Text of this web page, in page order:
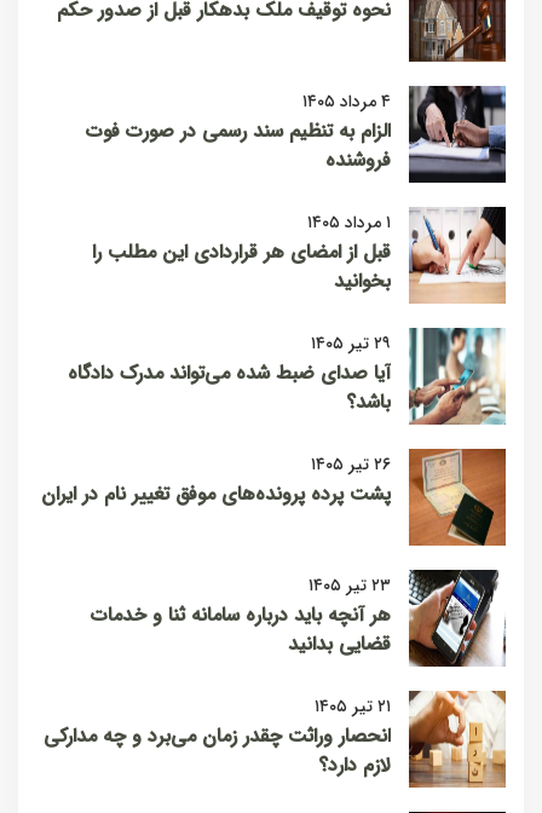
نحوه توقیف ملک بدهکار قبل از صدور حکم
۴ مرداد ۱۴۰۵
الزام به تنظیم سند رسمی در صورت فوت
فروشنده
۱ مرداد ۱۴۰۵
قبل از امضای هر قراردادی این مطلب را
بخوانید
۲۹ تیر ۱۴۰۵
آیا صدای ضبط شده می‌تواند مدرک دادگاه
باشد؟
۲۶ تیر ۱۴۰۵
پشت پرده پرونده‌های موفق تغییر نام در ایران
۲۳ تیر ۱۴۰۵
هر آنچه باید درباره سامانه ثنا و خدمات
قضایی بدانید
۲۱ تیر ۱۴۰۵
انحصار وراثت چقدر زمان می‌برد و چه مدارکی
لازم دارد؟